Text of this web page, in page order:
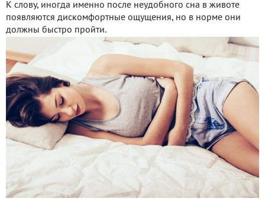
К слову, иногда именно после неудобного сна в животе
появляются дискомфортные ощущения, но в норме они
должны быстро пройти.